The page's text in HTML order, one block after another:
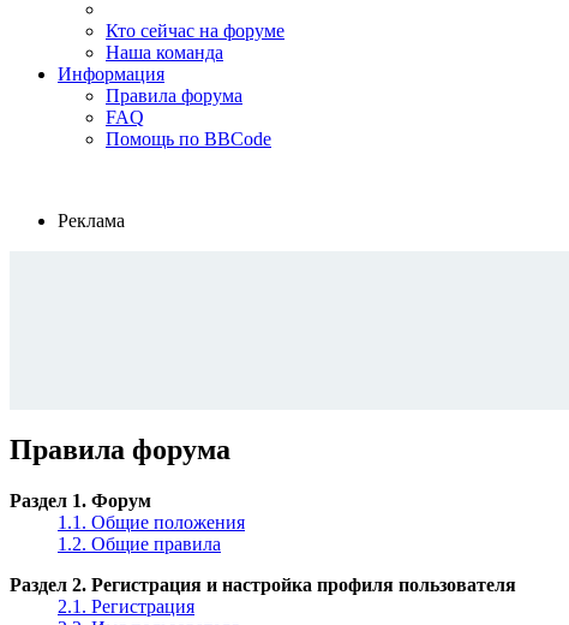
Кто сейчас на форуме
Наша команда
Информация
Правила форума
FAQ
Помощь по BBCode
Реклама
Правила форума
Раздел 1. Форум
1.1. Общие положения
1.2. Общие правила
Раздел 2. Регистрация и настройка профиля пользователя
2.1. Регистрация